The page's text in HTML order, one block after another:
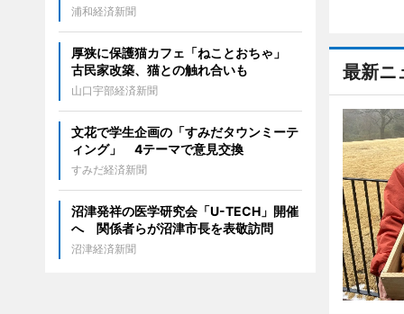
最新ニ
浦和経済新聞
厚狭に保護猫カフェ「ねことおちゃ」
古民家改築、猫との触れ合いも
山口宇部経済新聞
文花で学生企画の「すみだタウンミーテ
ィング」 4テーマで意見交換
すみだ経済新聞
沼津発祥の医学研究会「U-TECH」開催
へ 関係者らが沼津市長を表敬訪問
沼津経済新聞